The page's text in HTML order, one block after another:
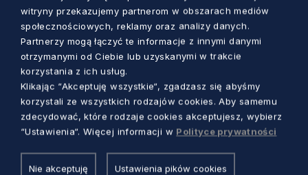
rozdania uczestnikom wydarzenia –
zapowiada Kałduńska.
witryny przekazujemy partnerom w obszarach mediów
społecznościowych, reklamy oraz analizy danych.
Partnerzy mogą łączyć te informacje z innymi danymi
otrzymanymi od Ciebie lub uzyskanymi w trakcie
korzystania z ich usług.
Klikając “Akceptuję wszystkie“, zgadzasz się abyśmy
korzystali ze wszystkich rodzajów cookies. Aby samemu
zdecydować, które rodzaje cookies akceptujesz, wybierz
“Ustawienia“. Więcej informacji w Polityce prywatności
Nie akceptuję Ustawienia pików cookies